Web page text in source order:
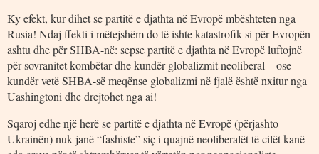
Ky efekt, kur dihet se partitë e djathta në Evropë mbështeten nga
Rusia! Ndaj ffekti i mëtejshëm do të ishte katastrofik si për Evropën
ashtu dhe për SHBA-në: sepse partitë e djathta në Evropë luftojnë
për sovranitet kombëtar dhe kundër globalizmit neoliberal―ose
kundër vetë SHBA-së meqënse globalizmi në fjalë është nxitur nga
Uashingtoni dhe drejtohet nga ai!
Sqaroj edhe një herë se partitë e djathta në Evropë (përjashto
Ukrainën) nuk janë “fashiste” siç i quajnë neoliberalët të cilët kanë